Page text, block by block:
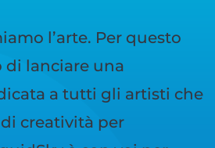
l’arte. Per questo
di lanciare una
a tutti gli artisti che
creatività per